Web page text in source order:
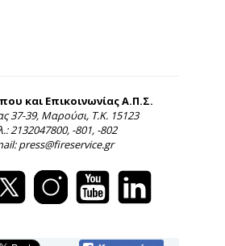
και Επικοινωνίας Α.Π.Σ.
37-39, Μαρούσι, Τ.Κ. 15123
2132047800, -801, -802
press@fireservice.gr